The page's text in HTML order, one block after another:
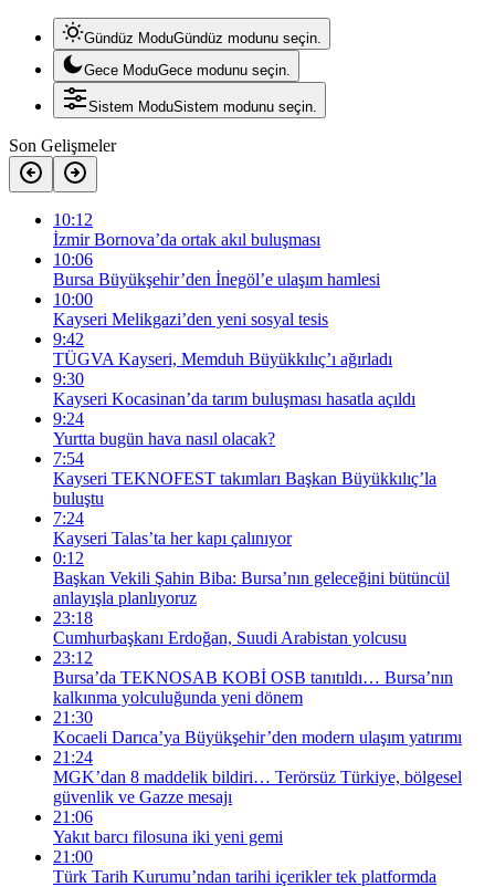
Gündüz ModuGündüz modunu seçin.
Gece ModuGece modunu seçin.
Sistem ModuSistem modunu seçin.
Son Gelişmeler
10:12
İzmir Bornova’da ortak akıl buluşması
10:06
Bursa Büyükşehir’den İnegöl’e ulaşım hamlesi
10:00
Kayseri Melikgazi’den yeni sosyal tesis
9:42
TÜGVA Kayseri, Memduh Büyükkılıç’ı ağırladı
9:30
Kayseri Kocasinan’da tarım buluşması hasatla açıldı
9:24
Yurtta bugün hava nasıl olacak?
7:54
Kayseri TEKNOFEST takımları Başkan Büyükkılıç’la
buluştu
7:24
Kayseri Talas’ta her kapı çalınıyor
0:12
Başkan Vekili Şahin Biba: Bursa’nın geleceğini bütüncül
anlayışla planlıyoruz
23:18
Cumhurbaşkanı Erdoğan, Suudi Arabistan yolcusu
23:12
Bursa’da TEKNOSAB KOBİ OSB tanıtıldı… Bursa’nın
kalkınma yolculuğunda yeni dönem
21:30
Kocaeli Darıca’ya Büyükşehir’den modern ulaşım yatırımı
21:24
MGK’dan 8 maddelik bildiri… Terörsüz Türkiye, bölgesel
güvenlik ve Gazze mesajı
21:06
Yakıt barcı filosuna iki yeni gemi
21:00
Türk Tarih Kurumu’ndan tarihi içerikler tek platformda